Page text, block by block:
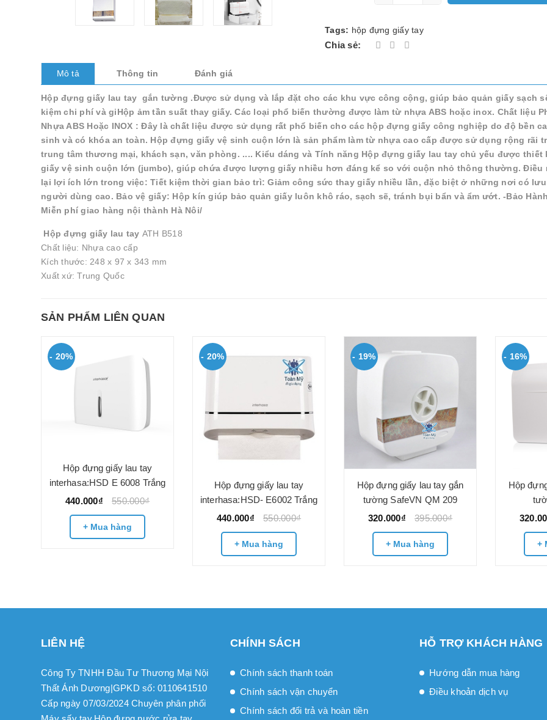
Tags: hộp đựng giấy tay
Chia sẻ:
Mô tả Thông tin Đánh giá
Hộp đựng giấy lau tay gắn tường .Được sử dụng và lắp đặt cho các khu vực công cộng, giúp bảo quản giấy sạch
kiệm chi phí và giHộp ảm tần suất thay giấy. Các loại phổ biến thường được làm từ nhựa ABS hoặc inox. Chất liệu
Nhựa ABS Hoặc INOX : Đây là chất liệu được sử dụng rất phổ biến cho các hộp đựng giấy công nghiệp do độ bền
sinh và có khóa an toàn. Hộp đựng giấy vệ sinh cuộn lớn là sản phẩm làm từ nhựa cao cấp được sử dụng rộng rãi
trung tâm thương mại, khách sạn, văn phòng. .... Kiểu dáng và Tính năng Hộp đựng giấy lau tay chủ yếu được thiết
giấy vệ sinh cuộn lớn (jumbo), giúp chứa được lượng giấy nhiều hơn đáng kể so với cuộn nhỏ thông thường. Điều
lại lợi ích lớn trong việc: Tiết kiệm thời gian bảo trì: Giảm công sức thay giấy nhiều lần, đặc biệt ở những nơi có
người dùng cao. Bảo vệ giấy: Hộp kín giúp bảo quản giấy luôn khô ráo, sạch sẽ, tránh bụi bẩn và ẩm ướt. -Bảo
Miễn phí giao hàng nội thành Hà Nôi/
Hộp đựng giấy lau tay ATH B518
Chất liệu: Nhựa cao cấp
Kích thước: 248 x 97 x 343 mm
Xuất xứ: Trung Quốc
SẢN PHẨM LIÊN QUAN
- 20%
Hộp đựng giấy lau tay
interhasa:HSD E 6008 Trắng
440.000₫
550.000₫
+ Mua hàng
- 20%
Hộp đựng giấy lau tay
interhasa:HSD- E6002 Trắng
440.000₫
550.000₫
+ Mua hàng
- 19%
Hộp đựng giấy lau tay gắn
tường SafeVN QM 209
320.000₫
395.000₫
+ Mua hàng
- 16%
Hộp
+
LIÊN HỆ
Công Ty TNHH Đầu Tư Thương Mại Nội
Thất Ánh Dương|GPKD số: 0110641510
Cấp ngày 07/03/2024 Chuyên phân phối
CHÍNH SÁCH
Chính sách thanh toán
Chính sách vận chuyển
Chính sách đổi trả và hoàn tiền
HỖ TRỢ KHÁCH HÀNG
Hướng dẫn mua hàng
Điều khoản dịch vụ